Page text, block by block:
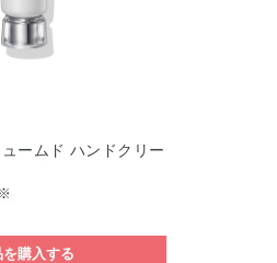
ームド ハンドクリー
を購入する